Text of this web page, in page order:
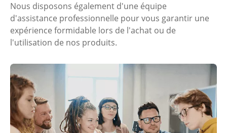
Nous disposons également d'une équipe
d'assistance professionnelle pour vous garantir une
expérience formidable lors de l'achat ou de
l'utilisation de nos produits.